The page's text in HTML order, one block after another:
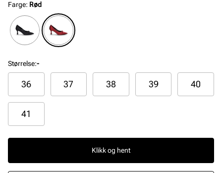
Farge: Rød
Størrelse:-
36 37 38 39 40
41
Klikk og hent